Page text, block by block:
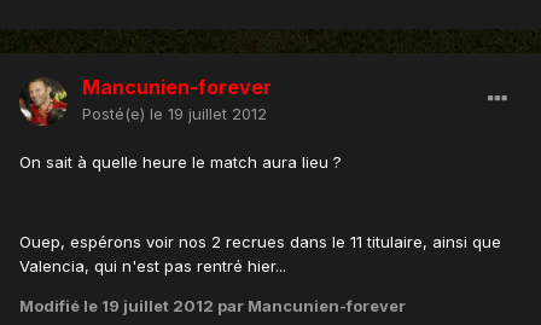
Mancunien-forever
Posté(e) le 19 juillet 2012
On sait à quelle heure le match aura lieu ?
Ouep, espérons voir nos 2 recrues dans le 11 titulaire, ainsi que
Valencia, qui n'est pas rentré hier...
Modifié le 19 juillet 2012 par Mancunien-forever